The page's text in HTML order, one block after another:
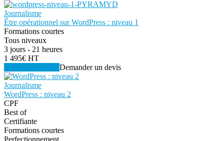
Journalisme
Être opérationnel sur WordPress : niveau 1
Formations courtes
Tous niveaux
3 jours - 21 heures
1 495€ HT
Demander un devis
Journalisme
WordPress : niveau 2
CPF
Best of
Certifiante
Formations courtes
Perfectionnement